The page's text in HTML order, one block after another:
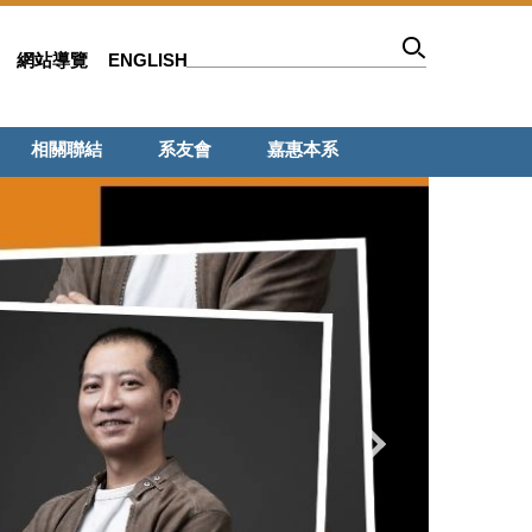
網站導覽 ENGLISH
相關聯結 系友會 嘉惠本系